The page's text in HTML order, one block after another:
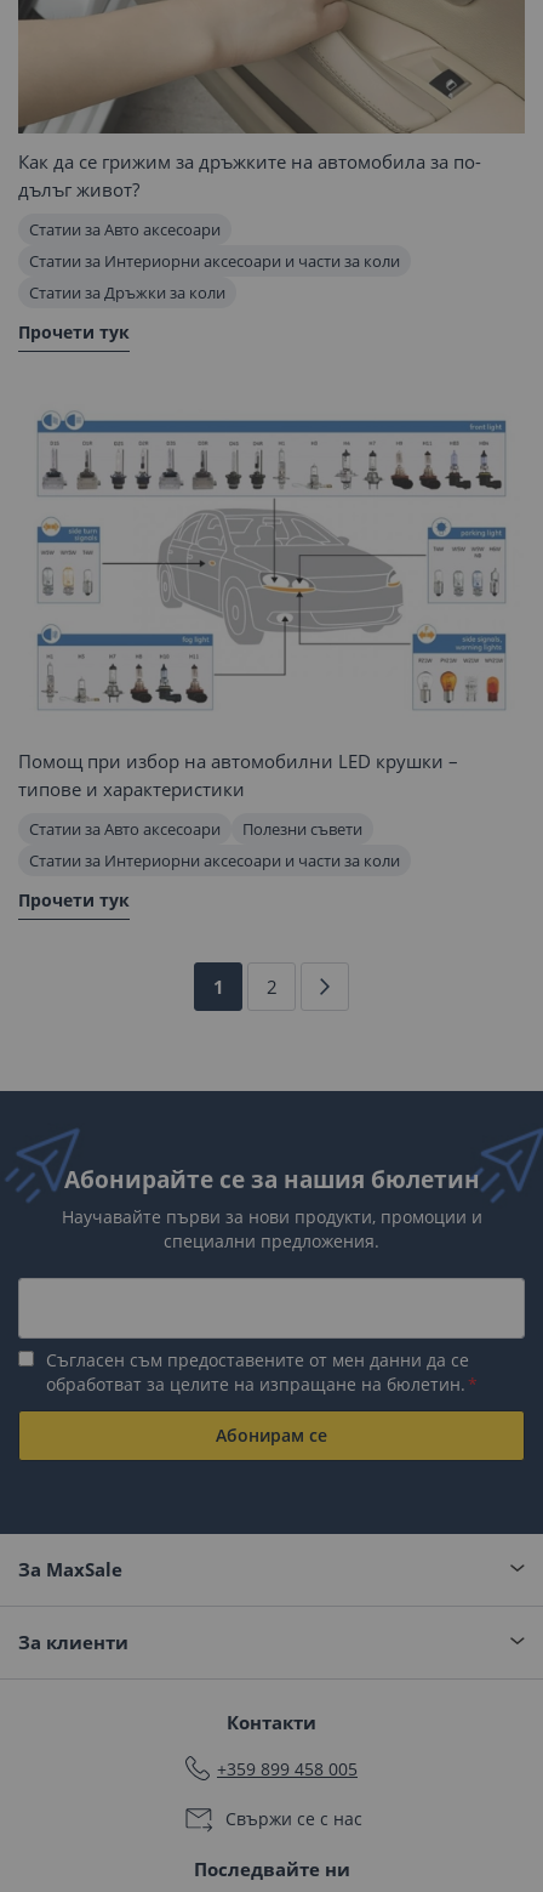
Как да се грижим за дръжките на автомобила за по-
дълъг живот?
Статии за Авто аксесоари
Статии за Интериорни аксесоари и части за коли
Статии за Дръжки за коли
Прочети тук
Помощ при избор на автомобилни LED крушки –
типове и характеристики
Статии за Авто аксесоари
Полезни съвети
Статии за Интериорни аксесоари и части за коли
Прочети тук
В
1 Страница
2
Абонирайте се за нашия бюлетин
Научавайте първи за нови продукти, промоции и
специални предложения.
Съгласен съм предоставените от мен данни да се
обработват за целите на изпращане на бюлетин.
Абонирам се
За MaxSale
За клиенти
Контакти
+359 899 458 005
Свържи се с нас
Последвайте ни